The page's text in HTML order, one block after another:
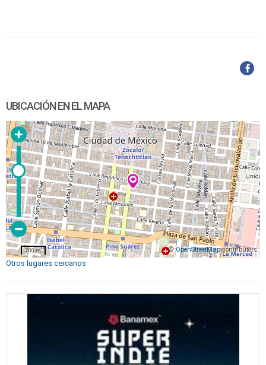
UBICACIÓN EN EL MAPA
©OpenStreetMapcontributors
200 m
Otros lugares cercanos